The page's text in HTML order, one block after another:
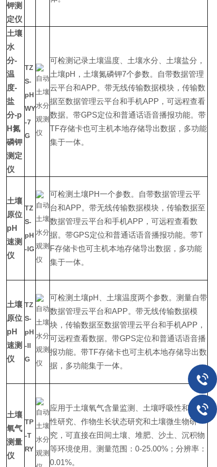
钾测
定仪
土壤
水
分-
温
度-
盐
分-p
H氮
磷钾
测定
仪
TZ
S-
pH
WY
-7
G
可检测记录土壤温度、土壤水分、土壤盐分，
土壤pH，土壤氮磷钾7个参数。自带数据管理
云平台和APP。带无线传输数据模块，传输数
据至数据管理云平台和手机APP，可远程查看
数据。带GPS定位和普通话语音播报功能。带
TF存储卡也可主机本地存储导出数据，多功能
集于一体。
土壤
原位
pH
速测
仪
TZ
S-
pH
-IG
可检测土壤PH一个参数。自带数据管理云平
台和APP。带无线传输数据模块，传输数据至
数据管理云平台和手机APP，可远程查看数
据。带GPS定位和普通话语音播报功能。带T
F存储卡也可主机本地存储导出数据，多功能
集于一体。
土壤
原位
pH
速测
仪
TZ
S-
pH
-II
G
可检测土壤pH、土壤温度两个参数。测量自带
数据管理云平台和APP。带无线传输数据模
块，传输数据至数据管理云平台和手机APP，
可远程查看数据。带GPS定位和普通话语音播
报功能。带TF存储卡也可主机本地存储导出数
据，多功能集于一体。
土壤
氧气
测量
仪
TP
-T
RY
应用于土壤氧气含量监测、土壤呼吸性和透气
性研究、作物生长状态研究和土壤微生物研
究，可直接在田间土壤、堆肥、沙土、沉积物
等环境使用。测量范围：0-25.00%；分辨率：
0.01%。